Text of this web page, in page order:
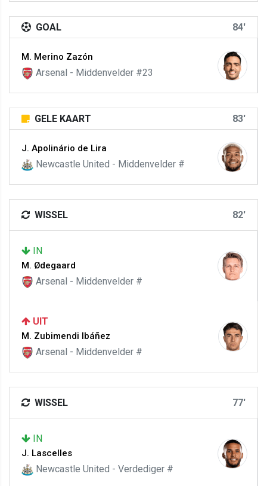
GOAL 84'
M. Merino Zazón
Arsenal - Middenvelder #23
GELE KAART 83'
J. Apolinário de Lira
Newcastle United - Middenvelder #
WISSEL 82'
IN
M. Ødegaard
Arsenal - Middenvelder #
UIT
M. Zubimendi Ibáñez
Arsenal - Middenvelder #
WISSEL 77'
IN
J. Lascelles
Newcastle United - Verdediger #